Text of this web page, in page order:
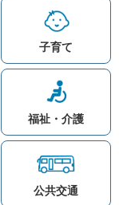
子育て
福祉・介護
公共交通